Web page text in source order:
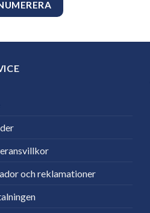
och reklamationer